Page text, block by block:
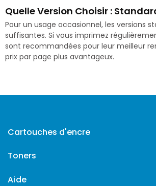
Quelle Version Choisir :
Pour un usage occasionnel, les versions
suffisantes. Si vous imprimez
sont recommandées pour leur meilleur
prix par page plus avantageux.
Cartouches d'encre
Toners
Aide